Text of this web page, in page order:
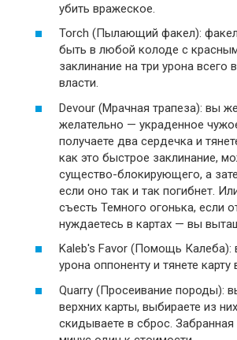
убить вражеское.
Torch (Пылающий факел):
быть в любой колоде с
заклинание на три урона всего
власти.
Devour (Мрачная трапеза): вы
желательно — украденное
получаете два сердечка и
как это быстрое заклинание,
существо-блокирующего, а
если оно так и так погибнет.
съесть Темного огонька, если
нуждаетесь в картах — вы
Kaleb's Favor (Помощь Калеба):
урона оппоненту и тянете карту
Quarry (Просеивание породы):
верхних карты, выбираете из
скидываете в сброс. Забранная